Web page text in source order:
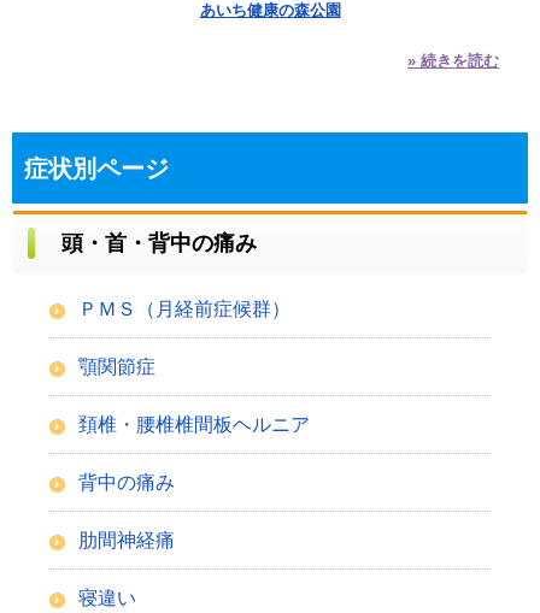
あいち健康の森公園
» 続きを読む
症状別ページ
頭・首・背中の痛み
ＰＭＳ（月経前症候群）
顎関節症
頚椎・腰椎椎間板ヘルニア
背中の痛み
肋間神経痛
寝違い